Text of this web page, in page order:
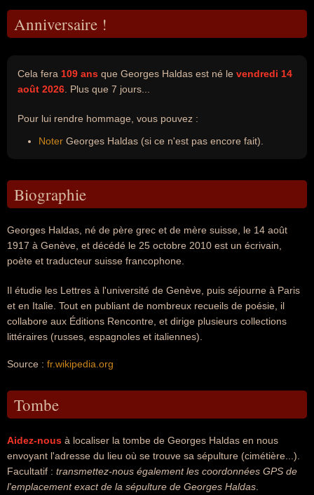
Anniversaire !
Cela fera 109 ans que Georges Haldas est né le vendredi 14
août 2026 . Plus que 7 jours...
Pour lui rendre hommage, vous pouvez :
Noter Georges Haldas (si ce n'est pas encore fait).
Biographie
Georges Haldas, né de père grec et de mère suisse, le 14 août
1917 à Genève, et décédé le 25 octobre 2010 est un écrivain,
poète et traducteur suisse francophone.
Il étudie les Lettres à l'université de Genève, puis séjourne à Paris
et en Italie. Tout en publiant de nombreux recueils de poésie, il
collabore aux Éditions Rencontre, et dirige plusieurs collections
littéraires (russes, espagnoles et italiennes).
Source : fr.wikipedia.org
Tombe
Aidez-nous à localiser la tombe de Georges Haldas en nous
envoyant l'adresse du lieu où se trouve sa sépulture (cimétière...).
Facultatif : transmettez-nous également les coordonnées GPS de
l'emplacement exact de la sépulture de Georges Haldas